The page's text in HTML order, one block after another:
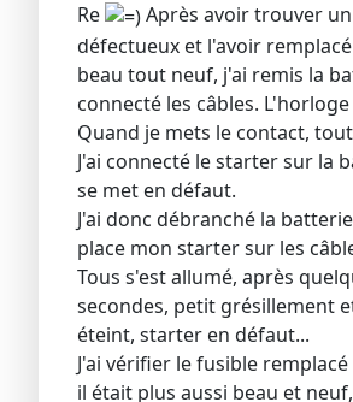
Re
Après avoir trouver
défectueux et l'avoir
beau tout neuf, j'ai remis la
connecté les câbles.
Quand je mets le contact,
J'ai connecté le starter sur la
se met en défaut.
J'ai donc débranché la
place mon starter sur les
Tous s'est allumé, après
secondes, petit grésillement
éteint, starter en défaut...
J'ai vérifier le fusible
il était plus aussi beau et neuf,